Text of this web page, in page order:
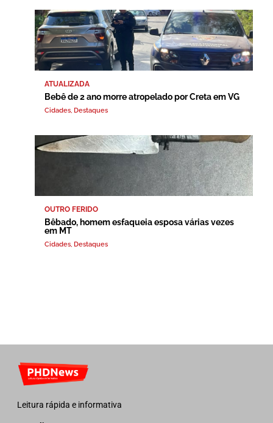
ATUALIZADA
Bebê de 2 ano morre atropelado por Creta em VG
Cidades Destaques
OUTRO FERIDO
Bêbado, homem esfaqueia esposa várias vezes
em MT
Cidades Destaques
Leitura rápida e informativa